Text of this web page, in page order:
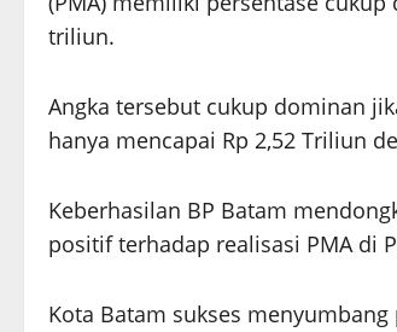
triliun.
Angka tersebut cukup dominan
hanya mencapai Rp 2,52 Triliun
Keberhasilan BP Batam
positif terhadap realisasi PMA di
Kota Batam sukses